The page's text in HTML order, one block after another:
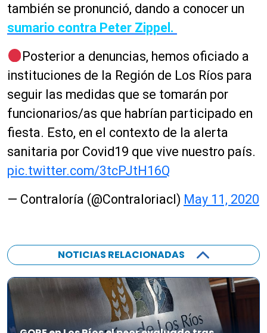
también se pronunció, dando a conocer un
sumario contra Peter Zippel.
Posterior a denuncias, hemos oficiado a
instituciones de la Región de Los Ríos para
seguir las medidas que se tomarán por
funcionarios/as que habrían participado en
fiesta. Esto, en el contexto de la alerta
sanitaria por Covid19 que vive nuestro país.
pic.twitter.com/3tcPJtH16Q
— Contraloría (@Contraloriacl) May 11, 2020
NOTICIAS RELACIONADAS